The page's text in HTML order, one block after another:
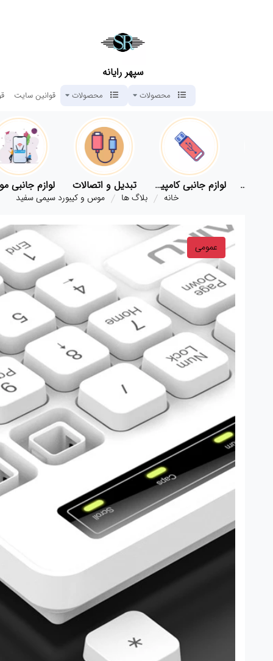
سپهر رایانه
محصولات محصولات قوانین سایت
لوازم جانبی کامپیوتر تبدیل و اتصالات لوازم جانبی
خانه بلاگ ها موس و کیبورد سیمی سفید
عمومی